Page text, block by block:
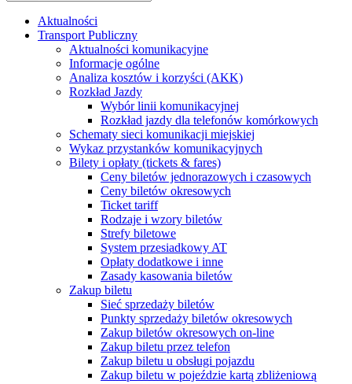
Aktualności
Transport Publiczny
Aktualności komunikacyjne
Informacje ogólne
Analiza kosztów i korzyści (AKK)
Rozkład Jazdy
Wybór linii komunikacyjnej
Rozkład jazdy dla telefonów komórkowych
Schematy sieci komunikacji miejskiej
Wykaz przystanków komunikacyjnych
Bilety i opłaty (tickets & fares)
Ceny biletów jednorazowych i czasowych
Ceny biletów okresowych
Ticket tariff
Rodzaje i wzory biletów
Strefy biletowe
System przesiadkowy AT
Opłaty dodatkowe i inne
Zasady kasowania biletów
Zakup biletu
Sieć sprzedaży biletów
Punkty sprzedaży biletów okresowych
Zakup biletów okresowych on-line
Zakup biletu przez telefon
Zakup biletu u obsługi pojazdu
Zakup biletu w pojeździe kartą zbliżeniową